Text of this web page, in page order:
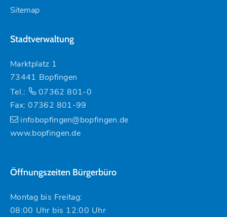
Sitemap
Stadtverwaltung
Marktplatz 1
73441 Bopfingen
Tel.:
07362 801-0
Fax: 07362 801-99
infobopfingen@bopfingen.de
www.bopfingen.de
Öffnungszeiten Bürgerbüro
Montag bis Freitag:
08:00 Uhr bis 12:00 Uhr